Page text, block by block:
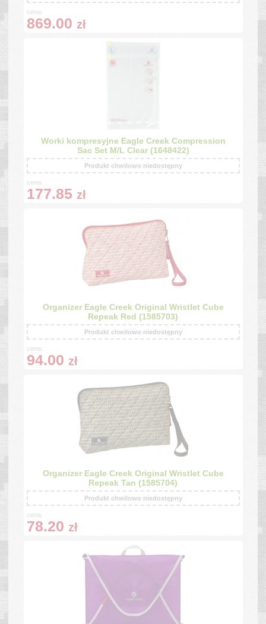
cena:
869.00 zł
Worki kompresyjne Eagle Creek Compression
Sac Set M/L Clear (1648422)
Produkt chwilowo niedostępny
cena:
177.85 zł
Organizer Eagle Creek Original Wristlet Cube
Repeak Red (1585703)
Produkt chwilowo niedostępny
cena:
94.00 zł
Organizer Eagle Creek Original Wristlet Cube
Repeak Tan (1585704)
Produkt chwilowo niedostępny
cena:
78.20 zł